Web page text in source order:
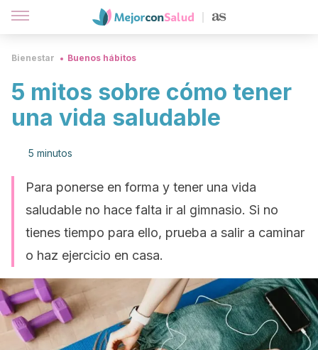
Bienestar Buenos hábitos
5 mitos sobre cómo tener
una vida saludable
5 minutos
Para ponerse en forma y tener una vida
saludable no hace falta ir al gimnasio. Si no
tienes tiempo para ello, prueba a salir a caminar
o haz ejercicio en casa.